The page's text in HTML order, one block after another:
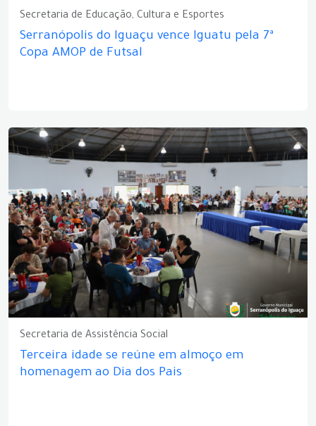
Secretaria de Educação, Cultura e Esportes
Serranópolis do Iguaçu vence Iguatu pela 7ª
Copa AMOP de Futsal
Secretaria de Assistência Social
Terceira idade se reúne em almoço em
homenagem ao Dia dos Pais